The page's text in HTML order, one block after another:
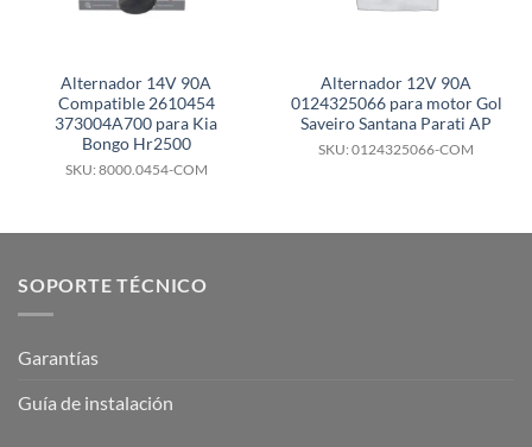
Alternador 14V 90A
Compatible 2610454
373004A700 para Kia
Bongo Hr2500
SKU: 8000.0454-COM
Alternador 12V 90A
0124325066 para motor Gol
Saveiro Santana Parati AP
SKU: 0124325066-COM
SOPORTE TÉCNICO
Garantías
Guía de instalación